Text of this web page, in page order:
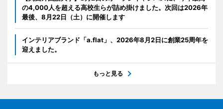
の4,000人を超える高校生らが詰め掛けました。次回は2026年
最後、8月22日（土）に開催します
インテリアブランド「a.flat」、2026年8月2日に創業25周年を
迎えました。
もっと見る